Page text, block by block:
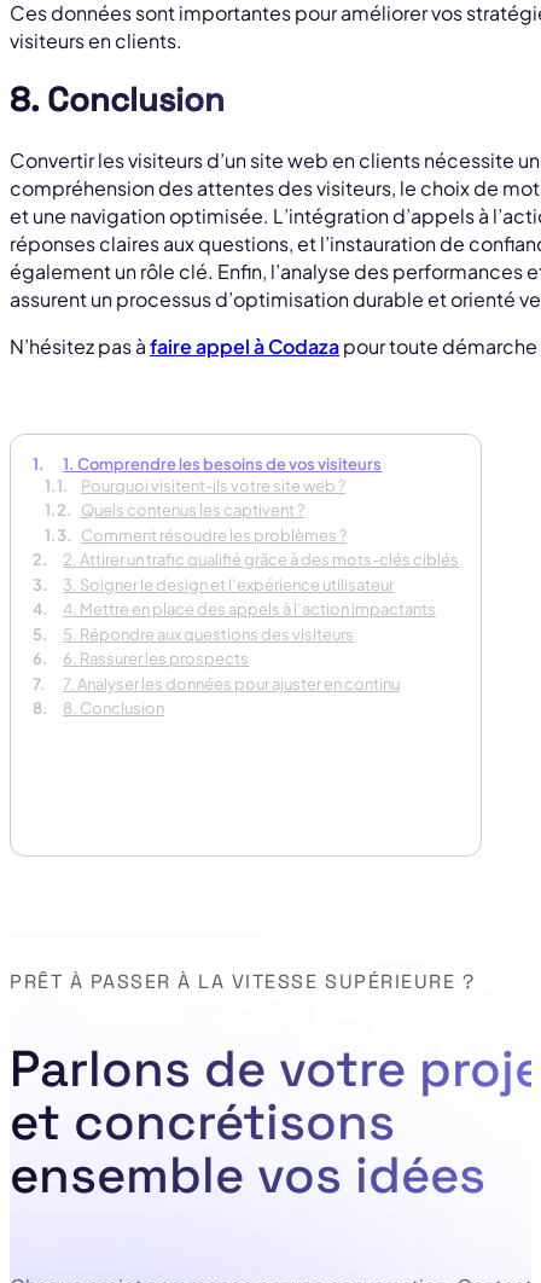
Ces données sont importantes pour améliorer vos
visiteurs en clients.
8. Conclusion
Convertir les visiteurs d’un site web en clients nécessite
compréhension des attentes des visiteurs, le choix de
et une navigation optimisée. L’intégration d’appels à
réponses claires aux questions, et l’instauration de
également un rôle clé. Enfin, l’analyse des performances
assurent un processus d’optimisation durable et orienté
N’hésitez pas àfaire appel à Codazapour toute
1. Comprendre les besoins de vos visiteurs
Pourquoi visitent-ils votre site web ?
Quels contenus les captivent ?
Comment résoudre les problèmes ?
2. Attirer un trafic qualifié grâce à des mots-clés ciblés
3. Soigner le design et l’expérience utilisateur
4. Mettre en place des appels à l’action impactants
5. Répondre aux questions des visiteurs
6. Rassurer les prospects
7. Analyser les données pour ajuster en continu
8. Conclusion
Parlons de votre
et concrétisons
ensemble vos idées
PRÊT À PASSER À LA VITESSE SUPÉRIEURE ?